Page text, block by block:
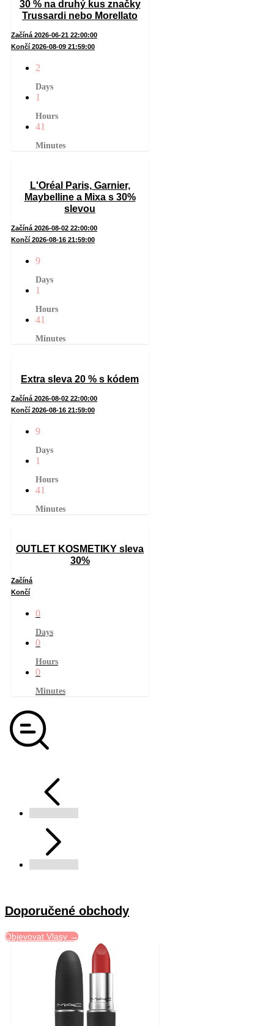
30 % na druhý kus značky
Trussardi nebo Morellato
Začíná 2026-06-21 22:00:00
Končí 2026-08-09 21:59:00
2
Days
1
Hours
41
Minutes
L'Oréal Paris, Garnier,
Maybelline a Mixa s 30%
slevou
Začíná 2026-08-02 22:00:00
Končí 2026-08-16 21:59:00
9
Days
1
Hours
41
Minutes
Extra sleva 20 % s kódem
Začíná 2026-08-02 22:00:00
Končí 2026-08-16 21:59:00
9
Days
1
Hours
41
Minutes
OUTLET KOSMETIKY sleva
30%
Začíná
Končí
0
Days
0
Hours
0
Minutes
Doporučené obchody
Objevovat Vlasy →